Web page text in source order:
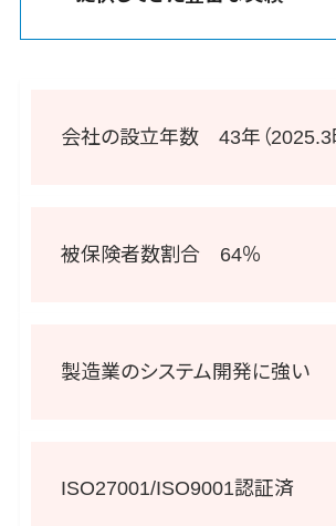
音声合成ツ
ェーン
治体向け
会社の設立年数 43年（2025.3
被保険者数割合 64％
製造業のシステム開発に強い
ISO27001/ISO9001認証済